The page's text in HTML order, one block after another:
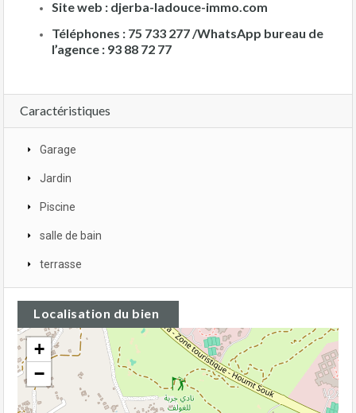
Site web : djerba-ladouce-immo.com
Téléphones : 75 733 277 /WhatsApp bureau de
l’agence : 93 88 72 77
Caractéristiques
Garage
Jardin
Piscine
salle de bain
terrasse
Localisation du bien
+
−